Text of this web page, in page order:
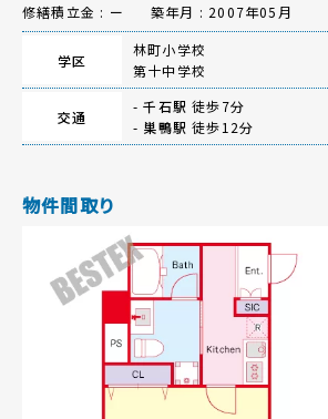
修繕積立金 : ー
築年月 : 2007年05月
学区
林町小学校
第十中学校
交通
-千石駅 徒歩7分
- 巣鴨駅 徒歩12分
物件間取り